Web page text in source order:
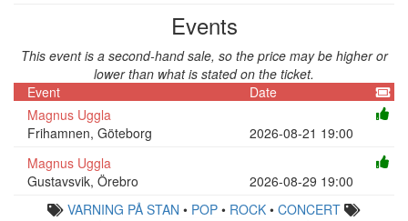
Events
This event is a second-hand sale, so the price may be higher or
lower than what is stated on the ticket.
Event
Date
Magnus Uggla
Frihamnen, Göteborg
2026-08-21 19:00
Magnus Uggla
Gustavsvik, Örebro
2026-08-29 19:00
VARNING PÅ STAN • POP • ROCK • CONCERT